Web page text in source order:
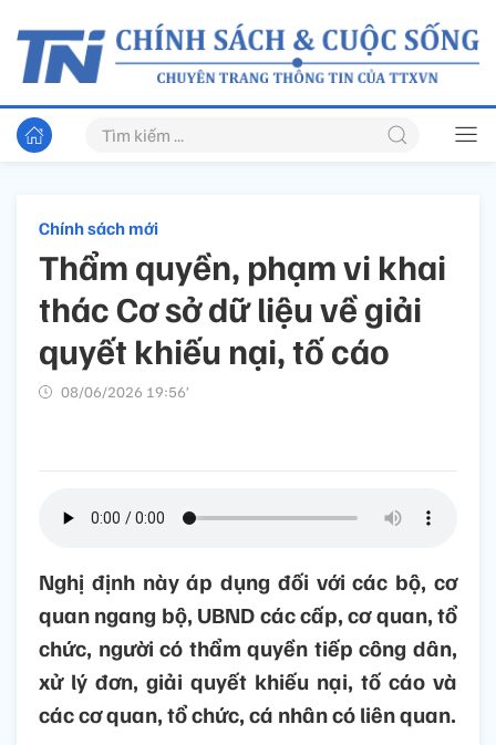
Chính sách mới
Thẩm quyền, phạm vi khai
thác Cơ sở dữ liệu về giải
quyết khiếu nại, tố cáo
08/06/2026 19:56’
Nghị định này áp dụng đối với các bộ, cơ
quan ngang bộ, UBND các cấp, cơ quan, tổ
chức, người có thẩm quyền tiếp công dân,
xử lý đơn, giải quyết khiếu nại, tố cáo và
các cơ quan, tổ chức, cá nhân có liên quan.